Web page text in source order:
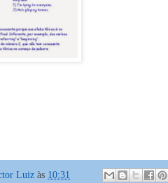
Luiz às 10:31